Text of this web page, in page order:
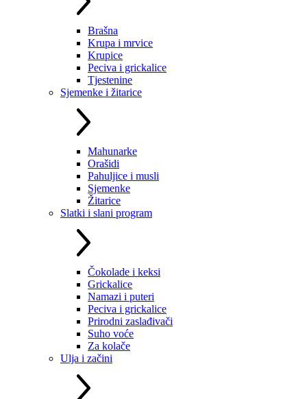
Brašna
Krupa i mrvice
Krupice
Peciva i grickalice
Tjestenine
Sjemenke i žitarice
Mahunarke
Orašidi
Pahuljice i musli
Sjemenke
Žitarice
Slatki i slani program
Čokolade i keksi
Grickalice
Namazi i puteri
Peciva i grickalice
Prirodni zaslađivači
Suho voće
Za kolače
Ulja i začini